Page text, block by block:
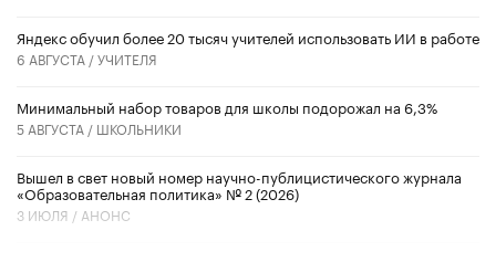
​Яндекс обучил более 20 тысяч учителей использовать ИИ в работе
6 АВГУСТА /УЧИТЕЛЯ
Минимальный набор товаров для школы подорожал на 6,3%
5 АВГУСТА / ШКОЛЬНИКИ
Вышел в свет новый номер научно-публицистического журнала
«Образовательная политика» № 2 (2026)
3 ИЮЛЯ / АНОНС